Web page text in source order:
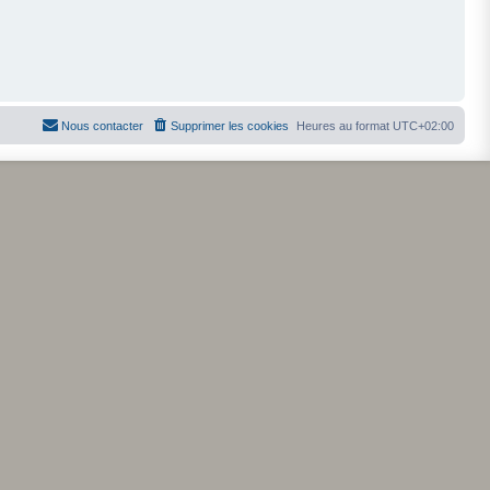
Heures au format UTC+02:00
Supprimer les cookies
Nous contacter